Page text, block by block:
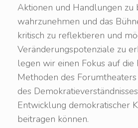
Aktionen und Handlungen zu
wahrzunehmen und das
kritisch zu reflektieren und
Veränderungspotenziale zu
legen wir einen Fokus auf die
Methoden des
des
Entwicklung demokratischer
beitragen können.